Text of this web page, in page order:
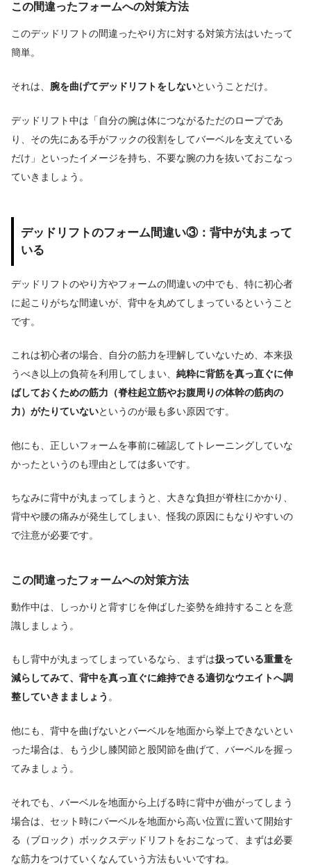
この間違ったフォームへの対策方法
このデッドリフトの間違ったやり方に対する対策方法はいたって
簡単。
それは、 腕を曲げてデッドリフトをしないということだけ。
デッドリフト中は「自分の腕は体につながるただのロープであ
り、その先にある手がフックの役割をしてバーベルを支えている
だけ」といったイメージを持ち、不要な腕の力を抜いておこなっ
ていきましょう。
デッドリフトのフォーム間違い③：背中が丸まって
いる
デッドリフトのやり方やフォームの間違いの中でも、特に初心者
に起こりがちな間違いが、背中を丸めてしまっているということ
です。
これは初心者の場合、自分の筋力を理解していないため、本来扱
うべき以上の負荷を利用してしまい、 純粋に背筋を真っ直ぐに伸
ばしておくための筋力（脊柱起立筋やお腹周りの体幹の筋肉の
力）がたりていないというのが最も多い原因です。
他にも、正しいフォームを事前に確認してトレーニングしていな
かったというのも理由としては多いです。
ちなみに背中が丸まってしまうと、大きな負担が脊柱にかかり、
背中や腰の痛みが発生してしまい、怪我の原因にもなりやすいの
で注意が必要です。
この間違ったフォームへの対策方法
動作中は、しっかりと背すじを伸ばした姿勢を維持することを意
識しましょう。
もし背中が丸まってしまっているなら、まずは扱っている重量を
減らしてみて、背中を真っ直ぐに維持できる適切なウエイトへ調
整していきまましょう 。
他にも、背中を曲げないとバーベルを地面から挙上できないとい
った場合は、もう少し膝関節と股関節を曲げて、バーベルを握っ
てみましょう。
それでも、バーベルを地面から上げる時に背中が曲がってしまう
場合は、セット時にバーベルを地面から高い位置に置いて開始す
る（ブロック）ボックスデッドリフトをおこなって、まずは必要
な筋力をつけていくなんていう方法もいいですね。